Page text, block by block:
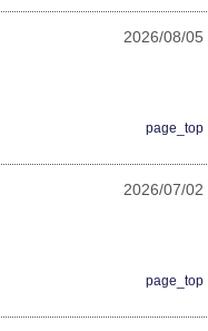
2026/08/05
page_top
2026/07/02
page_top